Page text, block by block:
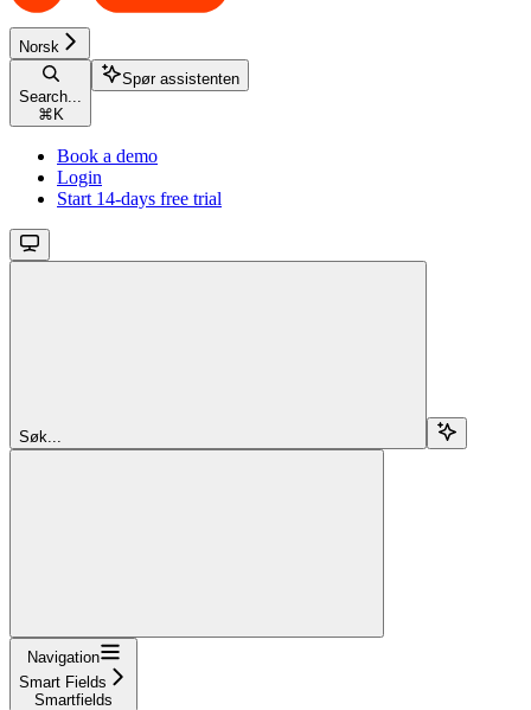
Norsk
Search...
⌘ K
Spør assistenten
Book a demo
Login
Start 14-days free trial
Søk...
Navigation
Smart Fields
Smartfields